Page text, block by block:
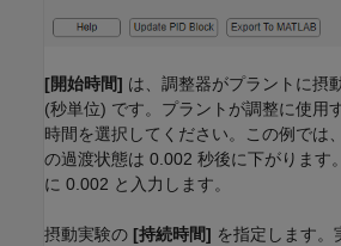
[開始時間] は、調整器がプラントに摂
(秒単位) です。プラントが調整に使用
時間を選択してください。この例では
の過渡状態は 0.002 秒後に下がります
に 0.002 と入力します。
摂動実験の [持続時間] を指定します。